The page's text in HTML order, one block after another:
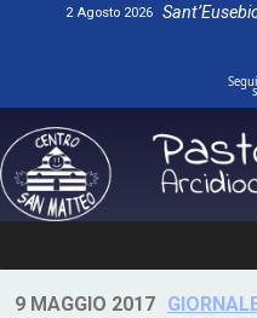
2 Agosto 2026
9 MAGGIO 2017